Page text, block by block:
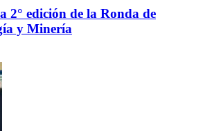
2° edición de la Ronda de
y Minería